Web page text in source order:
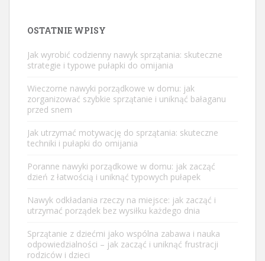
OSTATNIE WPISY
Jak wyrobić codzienny nawyk sprzątania: skuteczne
strategie i typowe pułapki do omijania
Wieczorne nawyki porządkowe w domu: jak
zorganizować szybkie sprzątanie i uniknąć bałaganu
przed snem
Jak utrzymać motywację do sprzątania: skuteczne
techniki i pułapki do omijania
Poranne nawyki porządkowe w domu: jak zacząć
dzień z łatwością i uniknąć typowych pułapek
Nawyk odkładania rzeczy na miejsce: jak zacząć i
utrzymać porządek bez wysiłku każdego dnia
Sprzątanie z dziećmi jako wspólna zabawa i nauka
odpowiedzialności – jak zacząć i uniknąć frustracji
rodziców i dzieci